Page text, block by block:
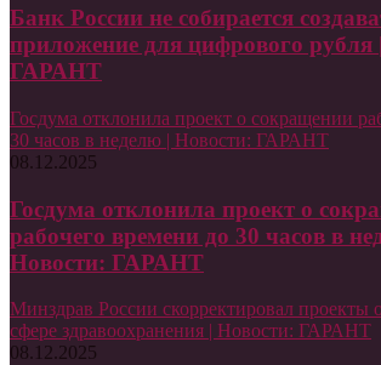
Банк России не собирается
приложение для цифрового рубля
ГАРАНТ
Госдума отклонила проект о сокращении
30 часов в неделю | Новости: ГАРАНТ
08.12.2025
Госдума отклонила проект о
рабочего времени до 30 часов в
Новости: ГАРАНТ
Минздрав России скорректировал проекты
сфере здравоохранения | Новости: ГАРАНТ
08.12.2025